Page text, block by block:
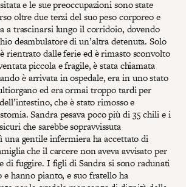
e le sue preoccupazioni sono state
oltre due terzi del suo peso corporeo e
a trascinarsi lungo il corridoio, dovendo
deambulatore di un’altra detenuta. Solo
rientrato dalle ferie ed è rimasto sconvolto
piccola e fragile, è stata chiamata
è arrivata in ospedale, era in uno stato
ed era ormai troppo tardi per
che è stato rimosso e
Sandra pesava poco più di 35 chili e i
che sarebbe sopravvissuta
una gentile infermiera ha accettato di
che il carcere non aveva avvisato per
di fuggire. I figli di Sandra si sono radunati
hanno pianto, e suo fratello ha